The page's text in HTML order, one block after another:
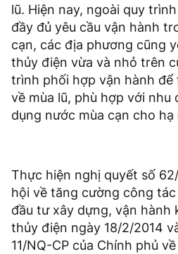
lũ. Hiện nay, ngoài quy
đầy đủ yêu cầu vận hành
cạn, các địa phương cũng
thủy điện vừa và nhỏ trên
trình phối hợp vận hành
về mùa lũ, phù hợp với nhu
dụng nước mùa cạn cho hạ
Thực hiện nghị quyết số
hội về tăng cường công
đầu tư xây dựng, vận hành
thủy điện ngày 18/2/2014
11/NQ-CP của Chính phủ